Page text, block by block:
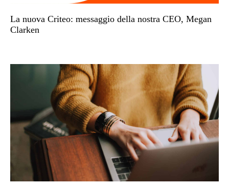
La nuova Criteo: messaggio della nostra CEO, Megan
Clarken